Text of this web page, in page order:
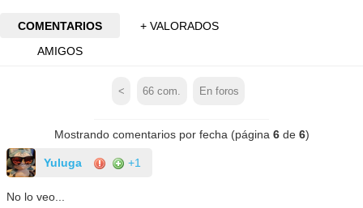
COMENTARIOS
+ VALORADOS
AMIGOS
< 66 com. En foros
Mostrando comentarios por fecha (página 6de 6)
Yuluga +1
No lo veo...